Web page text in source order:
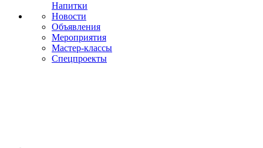
Напитки
Новости
Объявления
Мероприятия
Мастер-классы
Спецпроекты